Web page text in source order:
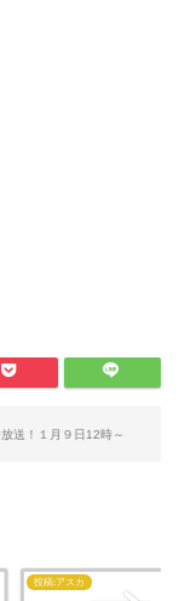
送！１月９日12時～
投稿:アスカ